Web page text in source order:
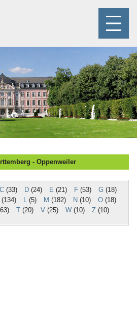
- Oppenweiler
C(33) D(24) E (21) F(53) G(18)
L(5) M (182) N (10) O(18)
T(20) V(25) W(10) Z(10)